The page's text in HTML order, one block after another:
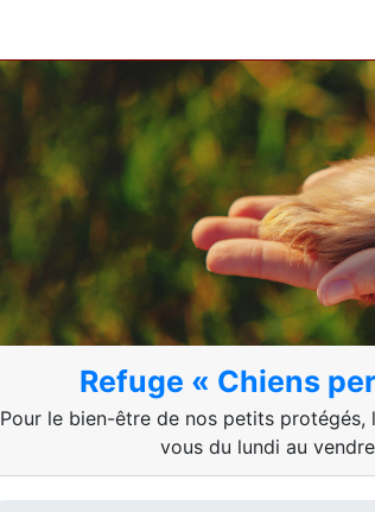
Refuge « Chiens
Pour le bien-être de nos petits
vous du lundi au